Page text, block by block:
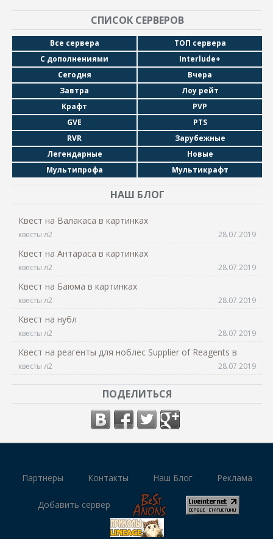
СПИСОК СЕРВЕРОВ
Все сервера
ТОП сервера
С дополнениями
Interlude+
Сегодня
Вчера
Завтра
Лоу рейт
Крафт
PVP
GVE
PTS
RVR
Зарубежные
Легендарные
Новые
Мультипрофа
Мультикрафт
НАШ БЛОГ
Квест на Валакаса в картинках
квесты л2 28.07.2019
Квест на Антараса в картинках
квесты л2 28.07.2019
Квест на Баюма в картинках
квесты л2 28.07.2019
Квест на нубл
квесты л2 28.07.2019
Квест на реагенты для ноблес Supplier of Reagents в
квесты л2 28.07.2019
ПОДЕЛИТЬСЯ
Партнеры Контакты Наш Блог Реклама
Добавить сервер